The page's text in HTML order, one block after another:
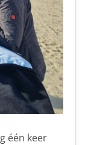
één keer